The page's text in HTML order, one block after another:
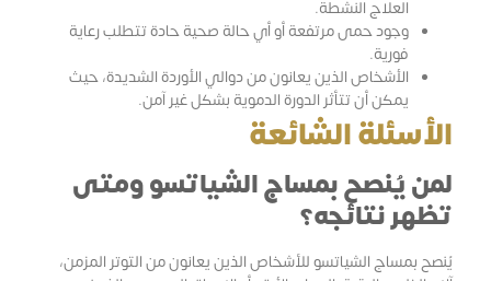
العلاج النشطة.
وجود حمى مرتفعة أو أي حالة صحية حادة تتطلب رعاية
فورية.
الأشخاص الذين يعانون من دوالي الأوردة الشديدة، حيث
يمكن أن تتأثر الدورة الدموية بشكل غير آمن.
الأسئلة الشائعة
لمن يُنصح بمساج الشياتسو ومتى
تظهر نتائجه؟
يُنصح بمساج الشياتسو للأشخاص الذين يعانون من التوتر المزمن،